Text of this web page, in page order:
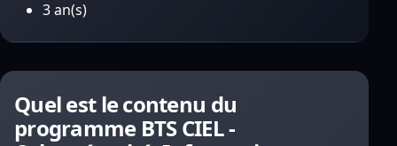
3 an(s)
Quel est le contenu du
programme BTS CIEL -